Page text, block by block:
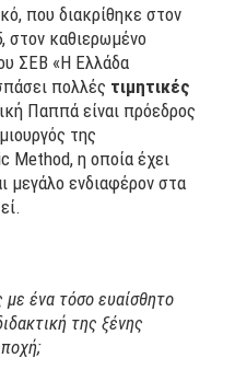
που διακρίθηκε στον
στον καθιερωμένο
ΣΕΒ «Η Ελλάδα
πολλές τιμητικές
Παππά είναι πρόεδρος
της
Method, η οποία έχει
μεγάλο ενδιαφέρον στα
ένα τόσο ευαίσθητο
της ξένης